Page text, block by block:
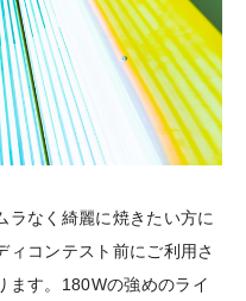
ラなく綺麗に焼きたい方に
ィコンテスト前にご利用さ
ます。180Wの強めのライ